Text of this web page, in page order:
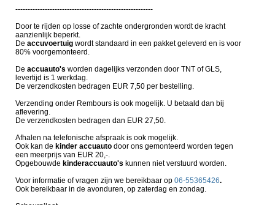
--------------------------------------------------------
Door te rijden op losse of zachte ondergronden wordt de kracht
aanzienlijk beperkt.
De accuvoertuig wordt standaard in een pakket geleverd en is voor
80% voorgemonteerd.
De accuauto's worden dagelijks verzonden door TNT of GLS,
levertijd is 1 werkdag.
De verzendkosten bedragen EUR 7,50 per bestelling.
Verzending onder Rembours is ook mogelijk. U betaald dan bij
aflevering.
De verzendkosten bedragen dan EUR 27,50.
Afhalen na telefonische afspraak is ook mogelijk.
Ook kan de kinder accuauto door ons gemonteerd worden tegen
een meerprijs van EUR 20,-.
Opgebouwde kinderaccuauto's kunnen niet verstuurd worden.
Voor informatie of vragen zijn we bereikbaar op 06-55365426.
Ook bereikbaar in de avonduren, op zaterdag en zondag.